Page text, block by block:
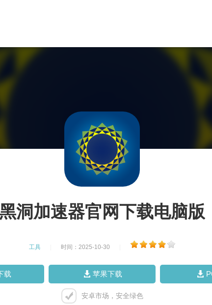
洞加速器官网下载电脑版
工具 时间：2025-10-30
载 苹果下载
安卓市场，安全绿色